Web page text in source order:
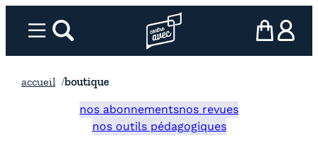
Menurechercher Page d’accueil l’association
mon panier
ma
accueil boutique
nos abonnementsnos revues
nos outils pédagogiques